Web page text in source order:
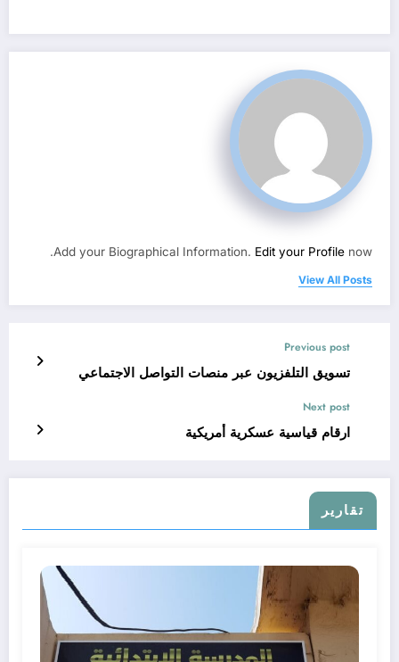
Add your Biographical Information. Edit your Profile now.
View All Posts
Previous post
تسويق التلفزيون عبر منصات التواصل الاجتماعي
Next post
ارقام قياسية عسكرية أمريكية
تقارير